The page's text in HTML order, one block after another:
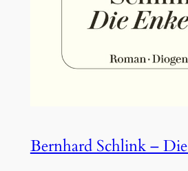
Bernhard Schlink –